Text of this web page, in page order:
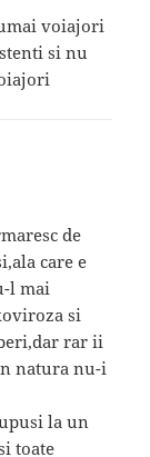
voiajori
si nu
de
care e
l mai
si
rar ii
natura nu-i
la un
toate